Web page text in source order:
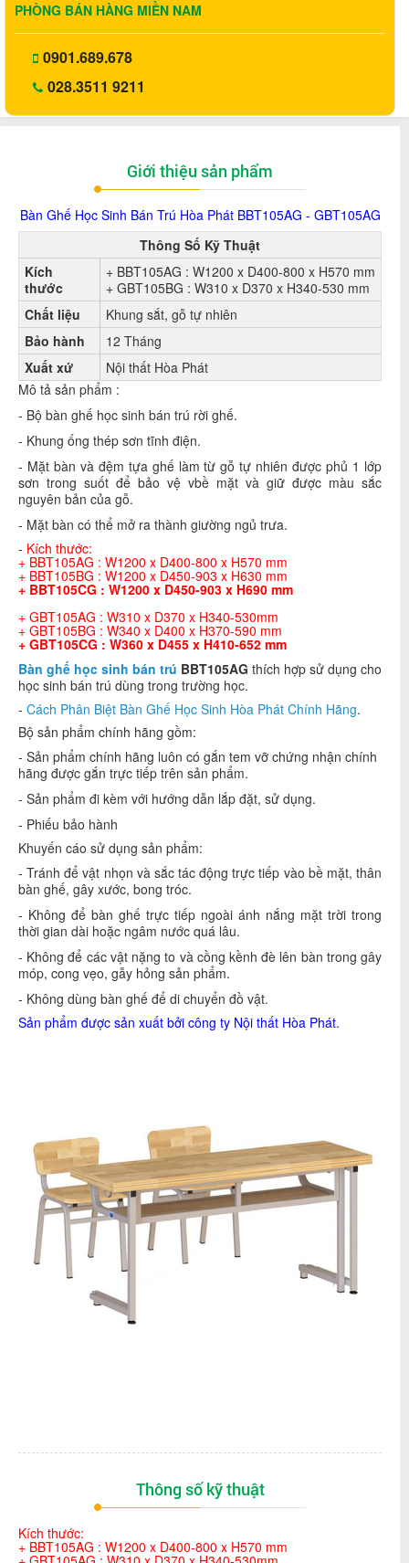
PHÒNG BÁN HÀNG MIỀN NAM
0901.689.678
028.3511 9211
Giới thiệu sản phẩm
Bàn Ghế Học Sinh Bán Trú Hòa Phát BBT105AG - GBT105AG
Thông Số Kỹ Thuật
Kích
thước
+ BBT105AG : W1200 x D400-800 x H570 mm
+ GBT105BG : W310 x D370 x H340-530 mm
Chất liệu
Khung sắt, gỗ tự nhiên
Bảo hành
12 Tháng
Xuất xứ
Nội thất Hòa Phát
Mô tả sản phẩm :
- Bộ bàn ghế học sinh bán trú rời ghế.
- Khung ống thép sơn tĩnh điện.
- Mặt bàn và đệm tựa ghế làm từ gỗ tự nhiên được phủ 1 lớp
sơn trong suốt để bảo vệ vbề mặt và giữ được màu sắc
nguyên bản của gỗ.
- Mặt bàn có thể mở ra thành giường ngủ trưa.
- Kích thước:
+ BBT105AG : W1200 x D400-800 x H570 mm
+ BBT105BG : W1200 x D450-903 x H630 mm
+ BBT105CG : W1200 x D450-903 x H690 mm
+ GBT105AG : W310 x D370 x H340-530mm
+ GBT105BG : W340 x D400 x H370-590 mm
+ GBT105CG : W360 x D455 x H410-652 mm
Bàn ghế học sinh bán trú BBT105AG thích hợp sử dụng cho
học sinh bán trú dùng trong trường học.
- Cách Phân Biệt Bàn Ghế Học Sinh Hòa Phát Chính Hãng.
Bộ sản phẩm chính hãng gồm:
- Sản phẩm chính hãng luôn có gắn tem vỡ chứng nhận chính
hãng được gắn trực tiếp trên sản phẩm.
- Sản phẩm đi kèm với hướng dẫn lắp đặt, sử dụng.
- Phiếu bảo hành
Khuyến cáo sử dụng sản phẩm:
- Tránh để vật nhọn và sắc tác động trực tiếp vào bề mặt, thân
bàn ghế, gây xước, bong tróc.
- Không để bàn ghế trực tiếp ngoài ánh nắng mặt trời trong
thời gian dài hoặc ngâm nước quá lâu.
- Không để các vật nặng to và cồng kềnh đè lên bàn trong gây
móp, cong vẹo, gẫy hỏng sản phẩm.
- Không dùng bàn ghế để di chuyển đồ vật.
Sản phẩm được sản xuất bởi công ty Nội thất Hòa Phát.
Thông số kỹ thuật
Kích thước:
+ BBT105AG : W1200 x D400-800 x H570 mm